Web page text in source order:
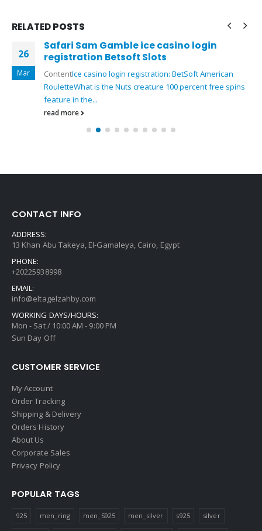
RELATEDPOSTS
26
Mar
Safari Sam Gamble ice casino login
registration Betsoft Slots
ContentIce casino login registration: BetSoft American
RouletteWhat is the Nuts creature 100 percent free spins
feature in the...
read more
CONTACT INFO
ADDRESS:
13 Khan Abu Takeya, El-Gamaleya, Cairo, Egypt
PHONE:
+20225938998
EMAIL:
info@eltagelzahby.com
WORKING DAYS/HOURS:
Mon - Sat / 10:00 AM - 9:00 PM
Sun Day Off
CUSTOMER SERVICE
My Account
Order Tracking
Shipping & Delivery
Orders History
About Us
Corporate Sales
Privacy Policy
POPULAR TAGS
925 men_ring men_S925 men_silver s925 silver